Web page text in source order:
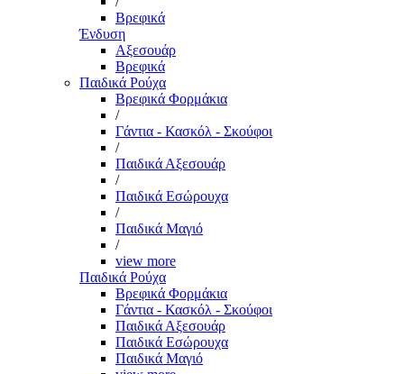
Βρεφικά
Ένδυση
Αξεσουάρ
Βρεφικά
Παιδικά Ρούχα
Βρεφικά Φορμάκια
/
Γάντια - Κασκόλ - Σκούφοι
/
Παιδικά Αξεσουάρ
/
Παιδικά Εσώρουχα
/
Παιδικά Μαγιό
/
view more
Παιδικά Ρούχα
Βρεφικά Φορμάκια
Γάντια - Κασκόλ - Σκούφοι
Παιδικά Αξεσουάρ
Παιδικά Εσώρουχα
Παιδικά Μαγιό